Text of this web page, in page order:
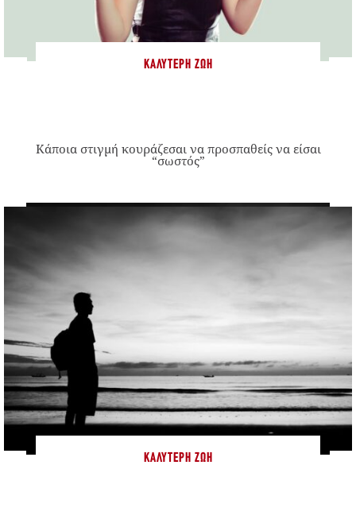
ΚΑΛΎΤΕΡΗ ΖΩΉ
Κάποια στιγμή κουράζεσαι να προσπαθείς να είσαι
“σωστός”
ΚΑΛΎΤΕΡΗ ΖΩΉ